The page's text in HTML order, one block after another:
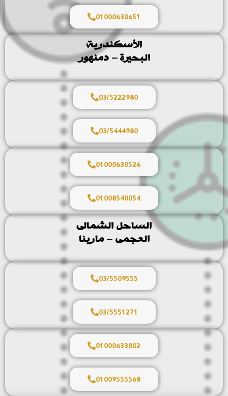
01000630651
الأسكندرية
البحيرة – دمنهور
03/5222980
03/5444980
01000630526
01008540054
الساحل الشمالى
العجمى – مارينا
03/5509555
03/5551271
01000633802
01009555568